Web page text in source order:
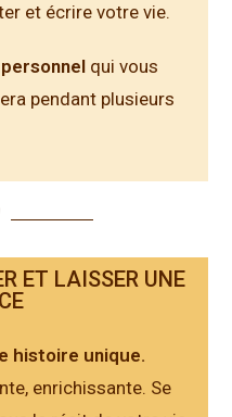
et écrire votre vie.
qui vous
pendant plusieurs
ET LAISSER UNE
histoire unique.
enrichissante. Se